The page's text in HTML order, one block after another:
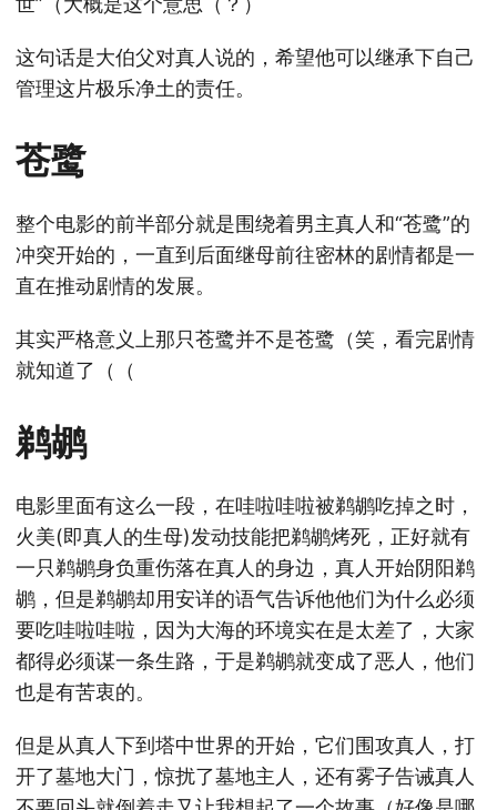
这句话是大伯父对真人说的，希望他可以继承下自己
管理这片极乐净土的责任。
苍鹭
整个电影的前半部分就是围绕着男主真人和“苍鹭”的
冲突开始的，一直到后面继母前往密林的剧情都是一
直在推动剧情的发展。
其实严格意义上那只苍鹭并不是苍鹭（笑，看完剧情
就知道了（（
鹈鹕
电影里面有这么一段，在哇啦哇啦被鹈鹕吃掉之时，
火美(即真人的生母)发动技能把鹈鹕烤死，正好就有
一只鹈鹕身负重伤落在真人的身边，真人开始阴阳鹈
鹕，但是鹈鹕却用安详的语气告诉他他们为什么必须
要吃哇啦哇啦，因为大海的环境实在是太差了，大家
都得必须谋一条生路，于是鹈鹕就变成了恶人，他们
也是有苦衷的。
但是从真人下到塔中世界的开始，它们围攻真人，打
开了墓地大门，惊扰了墓地主人，还有雾子告诫真人